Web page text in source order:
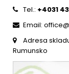
Tel.: +4031
Email:
Adresa
Rumunsko